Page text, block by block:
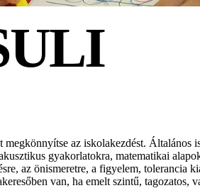
az iskolakezdést.
gyakorlatokra, matematikai
az önismeretre, a figyelem, tolerancia
van, ha emelt szintű,